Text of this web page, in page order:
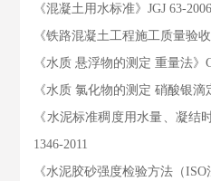
《混凝土用水标准》
《铁路混凝土工程施工质量验
《水质 悬浮物的测定 重量法》
《水质 氯化物的测定 硝酸银滴
《水泥标准稠度用水量、凝结
1346-2011
《水泥胶砂强度检验方法（